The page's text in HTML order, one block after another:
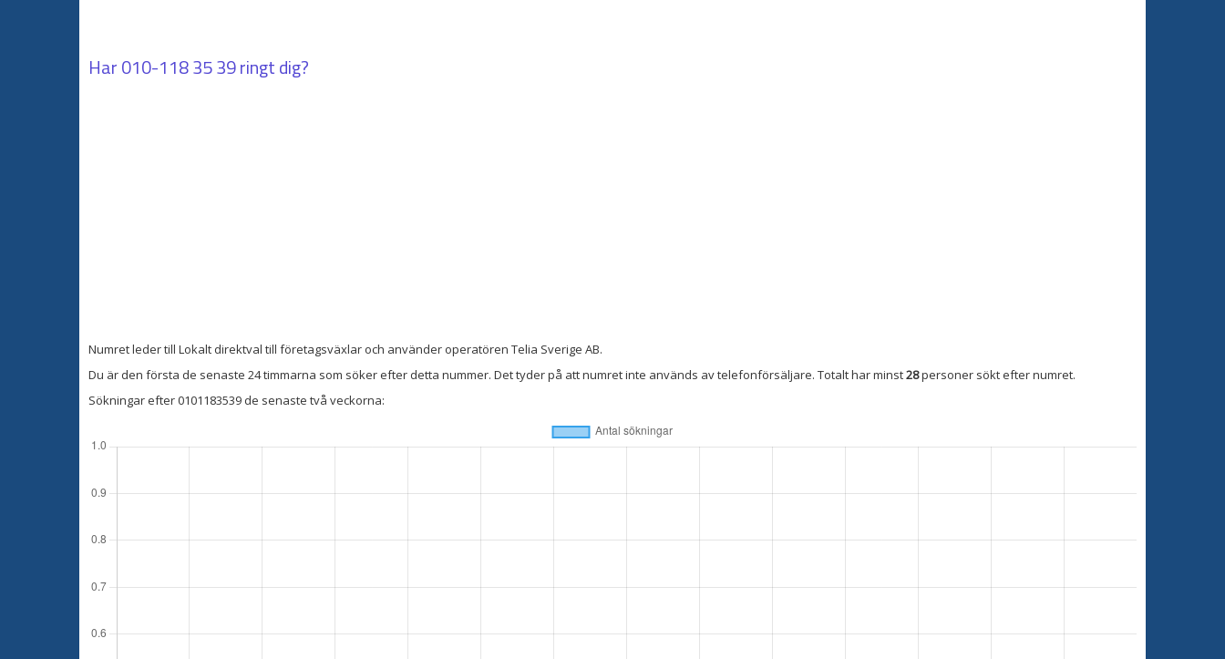
Har010-118 35 39ringt dig?
Numret leder till Lokalt direktval till företagsväxlar och använder operatören Telia Sverige AB.
Du är den första de senaste 24 timmarna som söker efter detta nummer. Det tyder på att numret inte används av telefonförsäljare. Totalt har minst28personer sökt efter numret.
Sökningar efter 0101183539 de senaste två veckorna: